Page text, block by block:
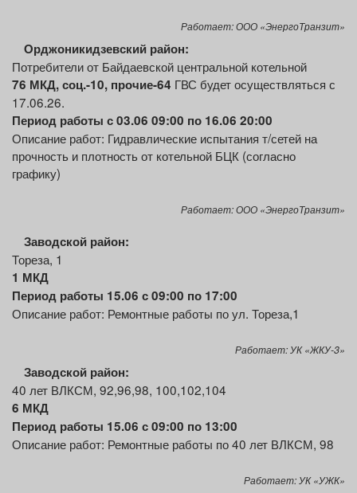
Работает: ООО «ЭнергоТранзит»
Орджоникидзевский район:
Потребители от Байдаевской центральной котельной
76 МКД, соц.-10, прочие-64 ГВС будет осуществляться с
17.06.26.
Период работы с 03.06 09:00 по 16.06 20:00
Описание работ: Гидравлические испытания т/сетей на
прочность и плотность от котельной БЦК (согласно
графику)
Работает: ООО «ЭнергоТранзит»
Заводской район:
Тореза, 1
1 МКД
Период работы 15.06 с 09:00 по 17:00
Описание работ: Ремонтные работы по ул. Тореза,1
Работает: УК «ЖКУ-3»
Заводской район:
40 лет ВЛКСМ, 92,96,98, 100,102,104
6 МКД
Период работы 15.06 с 09:00 по 13:00
Описание работ: Ремонтные работы по 40 лет ВЛКСМ, 98
Работает: УК «УЖК»